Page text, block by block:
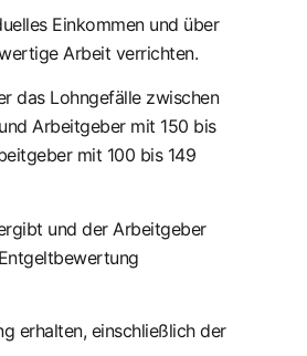
Einkommen und über
Arbeit verrichten.
das Lohngefälle zwischen
Arbeitgeber mit 150 bis
mit 100 bis 149
und der Arbeitgeber
erhalten, einschließlich der